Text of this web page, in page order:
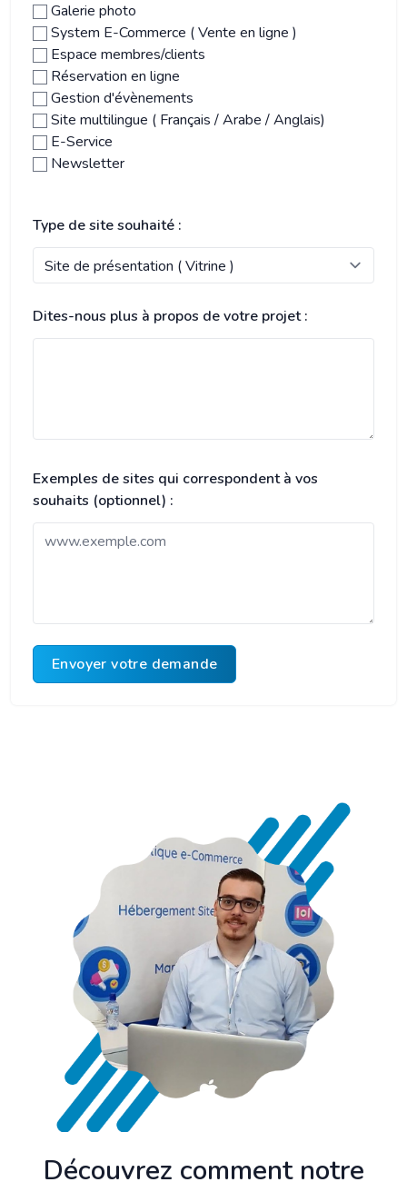
Galerie photo
System E-Commerce ( Vente en ligne )
Espace membres/clients
Réservation en ligne
Gestion d'évènements
Site multilingue ( Français / Arabe / Anglais)
E-Service
Newsletter
Type de site souhaité :
Dites-nous plus à propos de votre projet :
Exemples de sites qui correspondent à vos
souhaits (optionnel) :
Envoyer votre demande
Découvrez comment notre